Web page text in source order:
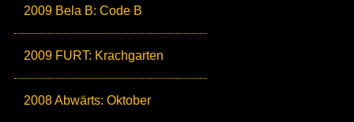
2009 Bela B: Code B
2009 FURT: Krachgarten
2008 Abwärts: Oktober